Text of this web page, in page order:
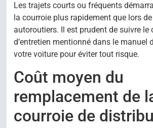
Les trajets courts ou fréquents
la courroie plus rapidement que lors
autoroutiers. Il est prudent de suivre le
d’entretien mentionné dans le manuel
votre voiture pour éviter tout risque.
Coût moyen du
remplacement de
courroie de